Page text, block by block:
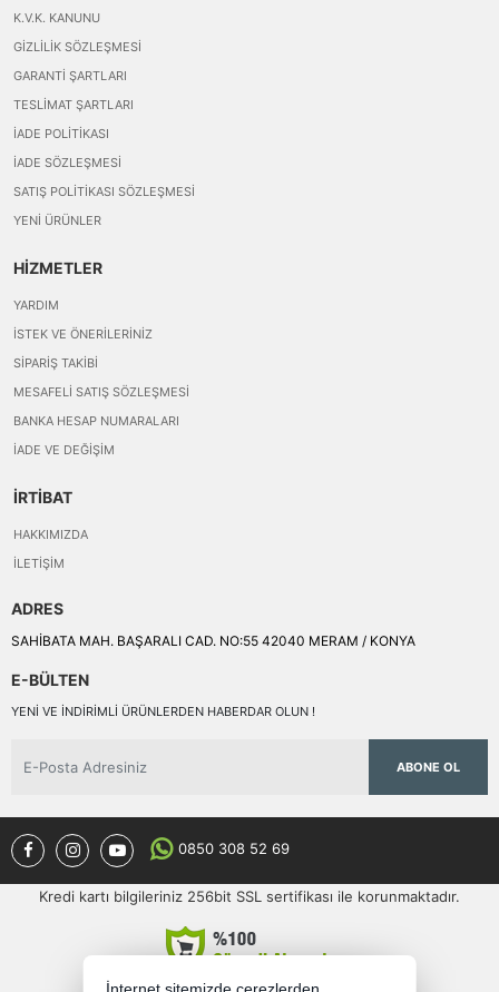
K.V.K. KANUNU
GIZLILIK SÖZLEŞMESI
GARANTI ŞARTLARI
TESLIMAT ŞARTLARI
İADE POLITIKASI
İADE SÖZLEŞMESI
SATIŞ POLITIKASI SÖZLEŞMESI
YENI ÜRÜNLER
HİZMETLER
YARDIM
İSTEK VE ÖNERILERINIZ
SIPARIŞ TAKIBI
MESAFELI SATIŞ SÖZLEŞMESI
BANKA HESAP NUMARALARI
İADE VE DEĞIŞIM
İRTİBAT
HAKKIMIZDA
İLETIŞIM
ADRES
SAHİBATA MAH. BAŞARALI CAD. NO:55 42040 MERAM / KONYA
E-BÜLTEN
YENI VE INDIRIMLI ÜRÜNLERDEN HABERDAR OLUN !
ABONE OL
0850 308 52 69
Kredi kartı bilgileriniz 256bit SSL sertifikası ile korunmaktadır.